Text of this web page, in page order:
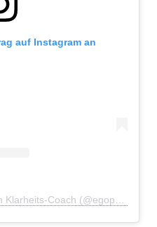
auf Instagram an